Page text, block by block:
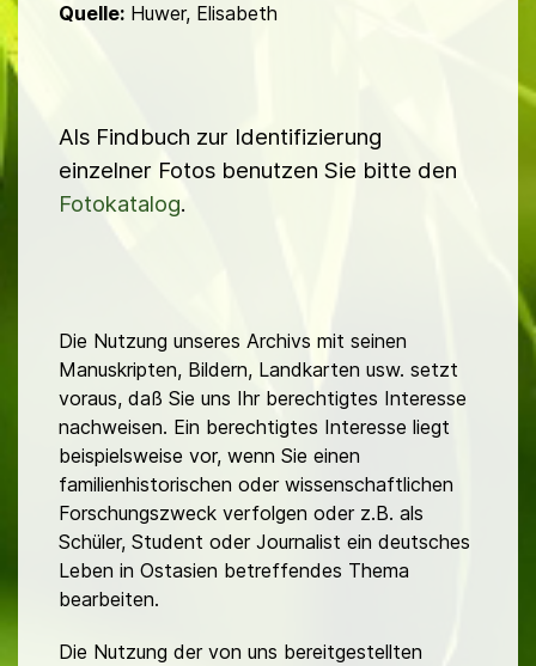
Quelle: Huwer, Elisabeth
Als Findbuch zur Identifizierung
einzelner Fotos benutzen Sie bitte den
Fotokatalog.
Die Nutzung unseres Archivs mit seinen
Manuskripten, Bildern, Landkarten usw. setzt
voraus, daß Sie uns Ihr berechtigtes Interesse
nachweisen. Ein berechtigtes Interesse liegt
beispielsweise vor, wenn Sie einen
familienhistorischen oder wissenschaftlichen
Forschungszweck verfolgen oder z.B. als
Schüler, Student oder Journalist ein deutsches
Leben in Ostasien betreffendes Thema
bearbeiten.
Die Nutzung der von uns bereitgestellten